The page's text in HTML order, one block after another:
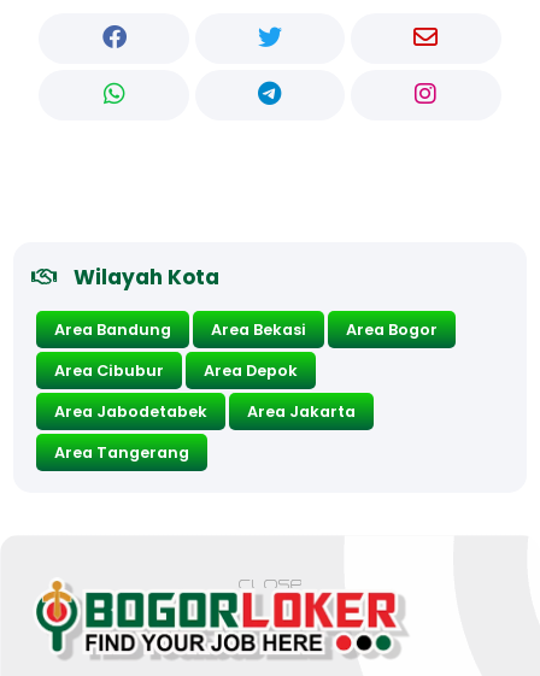
Wilayah Kota
Area Bandung Area Bekasi
Area Bogor
Area Cibubur
Area Depok
Area Jabodetabek
Area Jakarta
Area Tangerang